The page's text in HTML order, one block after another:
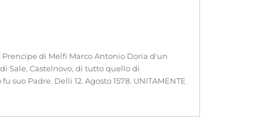
di Melfi Marco Antonio Doria d'un
Sale, Castelnovo, di tutto quello di
Padre. Delli 12. Agosto 1578. UNITAMENTE